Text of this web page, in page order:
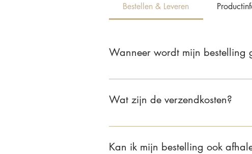
Bestellen & Leveren
Wanneer wordt mijn bestelling
Wij leveren jouw bestelling binnen 2 tot
Wat zijn de verzendkosten?
Voor bestellingen binnen Nederland
Kan ik mijn bestelling ook